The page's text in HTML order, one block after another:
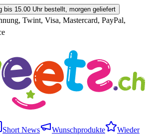
bis 15.00 Uhr bestellt, morgen geliefert
Twint, Visa, Mastercard, PayPal,
Short News Wunschprodukte
Wieder